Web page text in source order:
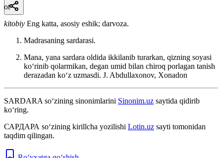
ot
kitobiy Eng katta, asosiy eshik; darvoza.
Madrasaning sardarasi.
Mana, yana sardara oldida ikkilanib turarkan, qizning soyasi
koʻrinib qolarmikan, degan umid bilan chiroq porlagan tanish
derazadan koʻz uzmasdi. J. Abdullaxonov, Xonadon
SARDARA so‘zining sinonimlarini Sinonim.uz saytida qidirib
ko‘ring.
САРДАРА so‘zining kirillcha yozilishi Lotin.uz sayti tomonidan
taqdim qilingan.